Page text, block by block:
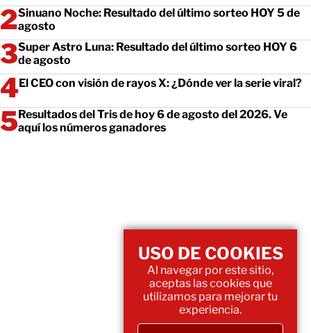
Sinuano Noche: Resultado del último sorteo HOY 5 de
agosto
Super Astro Luna: Resultado del último sorteo HOY 6
de agosto
El CEO con visión de rayos X: ¿Dónde ver la serie viral?
Resultados del Tris de hoy 6 de agosto del 2026. Ve
aquí los números ganadores
USO DE COOKIES
Al navegar por este sitio,
aceptas las cookies que
utilizamos para mejorar tu
experiencia.